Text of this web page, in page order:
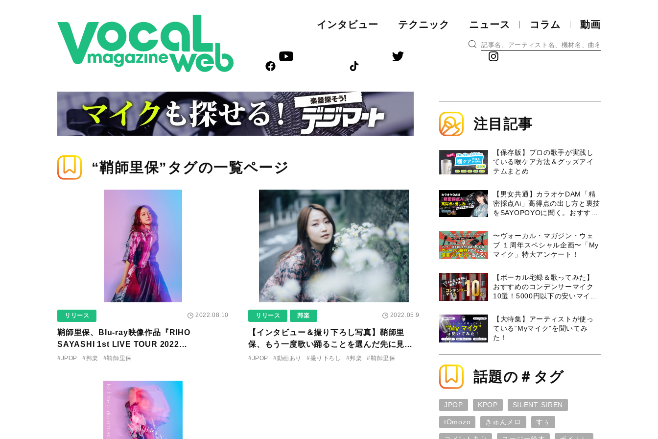
インタビュー テクニック ニュース コラム 動画
“鞘師里保”タグの一覧ページ
リリース 2022.08.10
鞘師里保、Blu-ray映像作品『RIHO
SAYASHI 1st LIVE TOUR 2022
Reflection』発売決定！
#JPOP #邦楽 #鞘師里保
リリース 邦楽 2022.05.9
【インタビュー＆撮り下ろし写真】鞘師里
保、もう一度歌い踊ることを選んだ先に見え
てきたもの。“歌いたい気持ちに正直になって
#JPOP #動画あり #撮り下ろし #邦楽 #鞘師里保
注目記事
【保存版】プロの歌手が実践し
ている喉ケア⽅法＆グッズアイ
テムまとめ
【男女共通】カラオケDAM「精
密採点Ai」高得点の出し方と裏技
をSAYOPOYOに聞く。おすすめ
〜ヴォーカル・マガジン・ウェ
ブ １周年スペシャル企画〜「My
マイク」特大アンケート！
【ボーカル宅録＆歌ってみた】
おすすめのコンデンサーマイク
10選！5000円以下の安いマイク
【大特集】アーティストが使っ
ている“Myマイク”を聞いてみ
た！
話題の＃タグ
JPOP KPOP SILENT SIREN
tOmozo きゅんメロ すぅ